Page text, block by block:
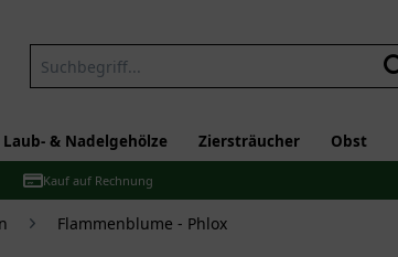
Laub- & Nadelgehölze Ziersträucher Obst
Kauf auf Rechnung
Flammenblume - Phlox